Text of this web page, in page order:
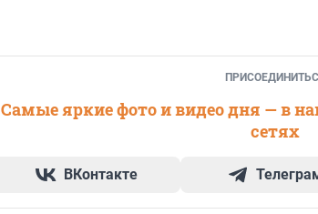
Самые яркие фото и видео дня — в
сетях
ВКонтакте